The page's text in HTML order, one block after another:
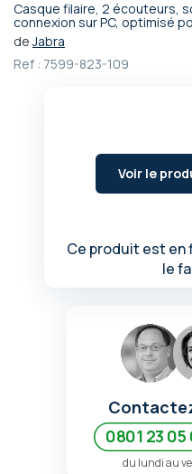
Casque filaire, 2 écouteurs,
connexion sur PC, optimisé
deJabra
Ref : 7599-823-109
Voir le
Ce produit est en
le
Passer
au
de
0801 23 05
du lundi au